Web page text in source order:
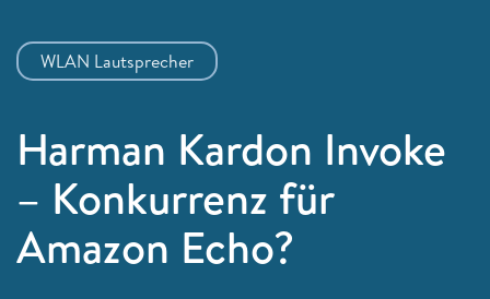
WLAN Lautsprecher
Harman Kardon Invoke
– Konkurrenz für
Amazon Echo?